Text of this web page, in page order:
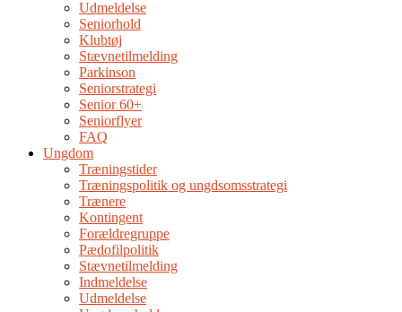
Udmeldelse
Seniorhold
Klubtøj
Stævnetilmelding
Parkinson
Seniorstrategi
Senior 60+
Seniorflyer
FAQ
Ungdom
Træningstider
Træningspolitik og ungdsomsstrategi
Trænere
Kontingent
Forældregruppe
Pædofilpolitik
Stævnetilmelding
Indmeldelse
Udmeldelse